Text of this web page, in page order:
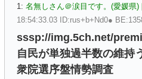
1: 名無しさん＠涙目です。(愛媛県)
18:54:33.03 ID:rus+b+Nd0●
sssp://img.5ch.net/
自民が単独過半数の維持
衆院選序盤情勢調査